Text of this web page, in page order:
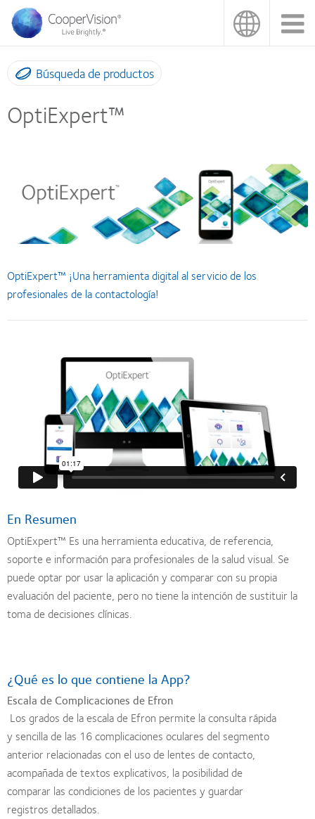
Pasar
contenido
principal
Búsqueda de productos
OptiExpert™
OptiExpert™ ¡Una herramienta digital al servicio de los
profesionales de la contactología!
En Resumen
OptiExpert™ Es una herramienta educativa, de referencia,
soporte e información para profesionales de la salud visual. Se
puede optar por usar la aplicación y comparar con su propia
evaluación del paciente, pero no tiene la intención de sustituir la
toma de decisiones clínicas.
¿Qué es lo que contiene la App?
Escala de Complicaciones de Efron
Los grados de la escala de Efron permite la consulta rápida
y sencilla de las 16 complicaciones oculares del segmento
anterior relacionadas con el uso de lentes de contacto,
acompañada de textos explicativos, la posibilidad de
comparar las condiciones de los pacientes y guardar
registros detallados.